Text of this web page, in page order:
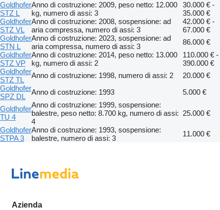
Goldhofer
STZ L
Anno di costruzione: 2009, peso netto: 12.000
kg, numero di assi: 3
30.000 € -
35.000 €
Goldhofer
STZ VL
Anno di costruzione: 2008, sospensione: ad
aria compressa, numero di assi: 3
42.000 € -
67.000 €
Goldhofer
STN L
Anno di costruzione: 2023, sospensione: ad
aria compressa, numero di assi: 3
86.000 €
Goldhofer
STZ VP
Anno di costruzione: 2014, peso netto: 13.000
kg, numero di assi: 2
110.000 € -
390.000 €
Goldhofer
STZ TL
Anno di costruzione: 1998, numero di assi: 2
20.000 €
Goldhofer
SPZ DL
Anno di costruzione: 1993
5.000 €
Goldhofer
TU 4
Anno di costruzione: 1999, sospensione:
balestre, peso netto: 8.700 kg, numero di assi:
4
25.000 €
Goldhofer
STPA 3
Anno di costruzione: 1993, sospensione:
balestre, numero di assi: 3
11.000 €
Azienda